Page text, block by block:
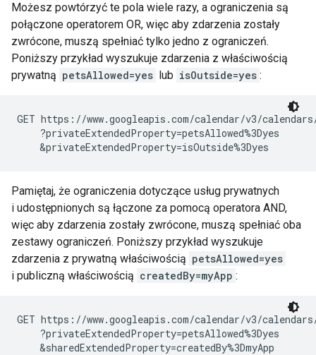
Możesz powtórzyć te pola wiele razy, a ograniczenia są
połączone operatorem OR, więc aby zdarzenia zostały
zwrócone, muszą spełniać tylko jedno z ograniczeń.
Poniższy przykład wyszukuje zdarzenia z właściwością
prywatną petsAllowed=yes lub isOutside=yes :
GET https://www.googleapis.com/calendar/v3/
    ?privateExtendedProperty=petsAllowed%3Dyes
    &privateExtendedProperty=isOutside%3Dyes
Pamiętaj, że ograniczenia dotyczące usług prywatnych
i udostępnionych są łączone za pomocą operatora AND,
więc aby zdarzenia zostały zwrócone, muszą spełniać oba
zestawy ograniczeń. Poniższy przykład wyszukuje
zdarzenia z prywatną właściwością petsAllowed=yes
i publiczną właściwością createdBy=myApp :
GET https://www.googleapis.com/calendar/v3/
    ?privateExtendedProperty=petsAllowed%3Dyes
    &sharedExtendedProperty=createdBy%3DmyApp